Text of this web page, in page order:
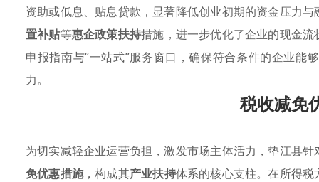
资助或低息、贴息贷款，显著降低创业初期的资金压力
置补贴等惠企政策扶持措施，进一步优化了企业的现金
申报指南与“一站式”服务窗口，确保符合条件的企业能
力。
税收减免
为切实减轻企业运营负担，激发市场主体活力，垫江县
免优惠措施，构成其产业扶持体系的核心支柱。在所得